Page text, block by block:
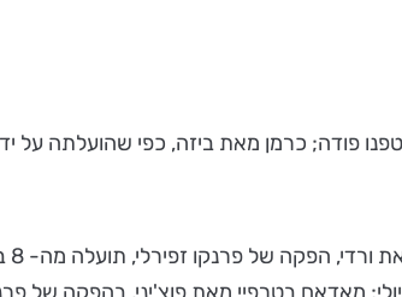
כרמן מאת ביזה, כפי שהועלתה על ידי